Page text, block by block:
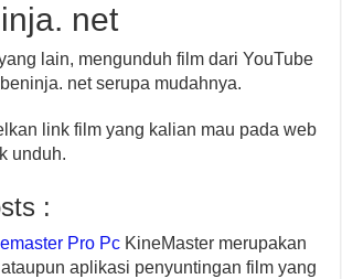
net
lain, mengunduh film dari YouTube
net serupa mudahnya.
link film yang kalian mau pada web
unduh.
:
Pro Pc KineMaster merupakan
aplikasi penyuntingan film yang